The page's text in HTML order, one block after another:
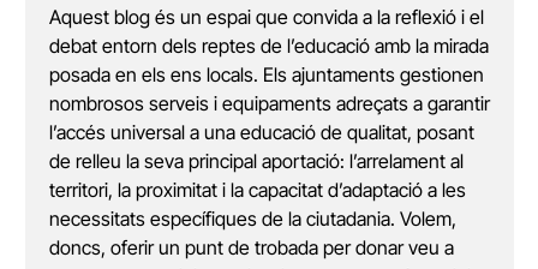
Aquest blog és un espai que convida a la reflexió i el
debat entorn dels reptes de l’educació amb la mirada
posada en els ens locals. Els ajuntaments gestionen
nombrosos serveis i equipaments adreçats a garantir
l’accés universal a una educació de qualitat, posant
de relleu la seva principal aportació: l’arrelament al
territori, la proximitat i la capacitat d’adaptació a les
necessitats específiques de la ciutadania. Volem,
doncs, oferir un punt de trobada per donar veu a